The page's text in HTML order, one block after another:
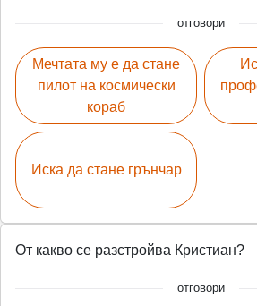
отговори
Мечтата му е да стане
пилот на космически
кораб
Иска да стане грънчар
От какво се разстройва Кристиан?
отговори